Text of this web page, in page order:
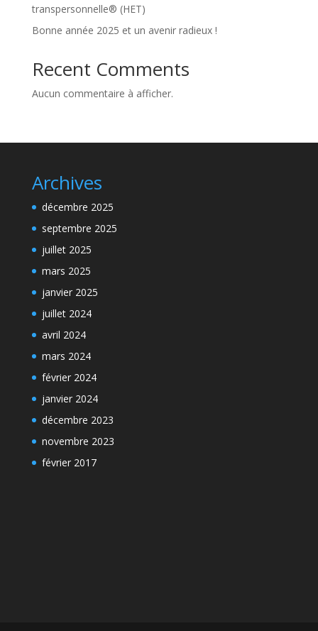
transpersonnelle® (HET)
Bonne année 2025 et un avenir radieux !
Recent Comments
Aucun commentaire à afficher.
Archives
décembre 2025
septembre 2025
juillet 2025
mars 2025
janvier 2025
juillet 2024
avril 2024
mars 2024
février 2024
janvier 2024
décembre 2023
novembre 2023
février 2017